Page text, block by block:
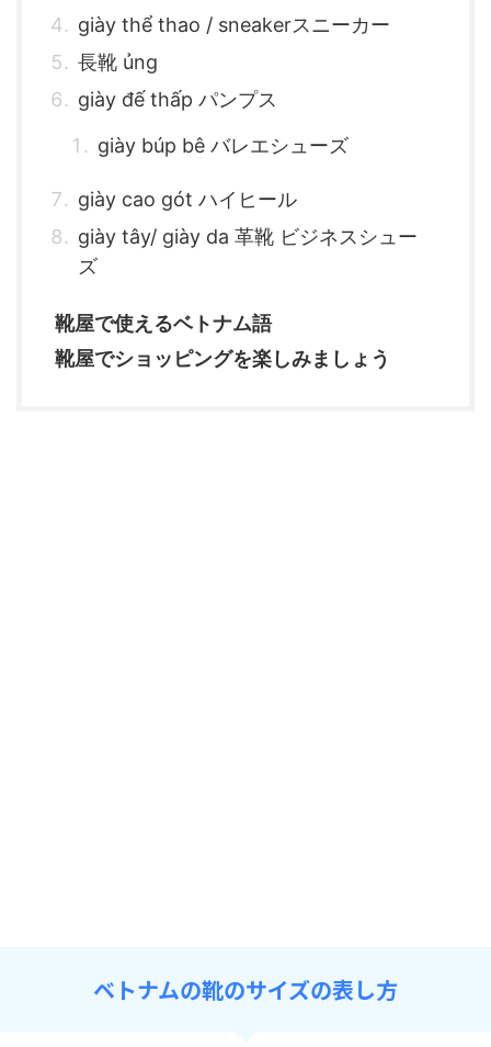
giày thể thao / sneakerスニーカー
長靴 ủng
giày đế thấp パンプス
giày búp bê バレエシューズ
giày cao gót ハイヒール
giày tây/ giày da 革靴 ビジネスシュー
ズ
靴屋で使えるベトナム語
靴屋でショッピングを楽しみましょう
ベトナムの靴のサイズの表し方